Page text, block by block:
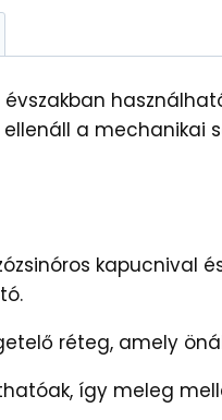
a mechanikai
kapucnival
réteg, amely
így meleg